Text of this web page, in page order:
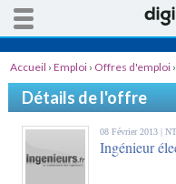
Accueil › Emploi › Offres d'emploi ›
Détails de l'offre
08 Février 2013 |
Ingénieur